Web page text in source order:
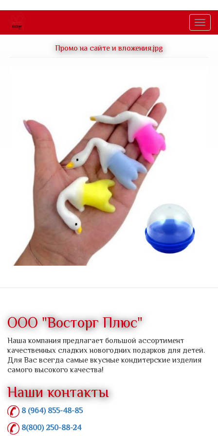
основному
содержанию
Промо на сайте и вложения.jpg
ООО "Восторг Плюс"
Наша компания предлагает большой ассортимент
качественных сладких новогодних подарков для детей.
Для Вас всегда самые вкусные кондитерские изделия
самого высокого качества!
Наши контакты
8 (964) 855-48-85
8(800) 250-88-24